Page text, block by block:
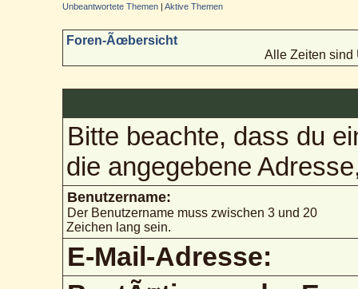
Unbeantwortete Themen |Aktive Themen
Foren-Ãœbersicht
Alle Zeiten sind
Bitte beachte, dass du
die angegebene
Benutzername:
Der Benutzername muss zwischen 3 und 20
Zeichen lang sein.
E-Mail-Adresse: